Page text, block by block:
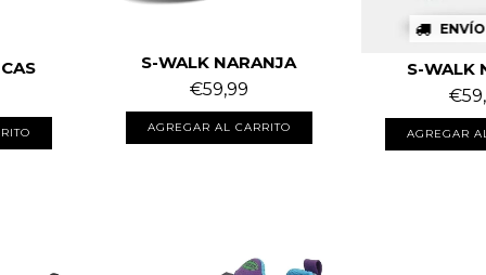
S-WALK NARANJA
€59,99
AGREGAR AL CARRITO
S-WALK
AGREGAR